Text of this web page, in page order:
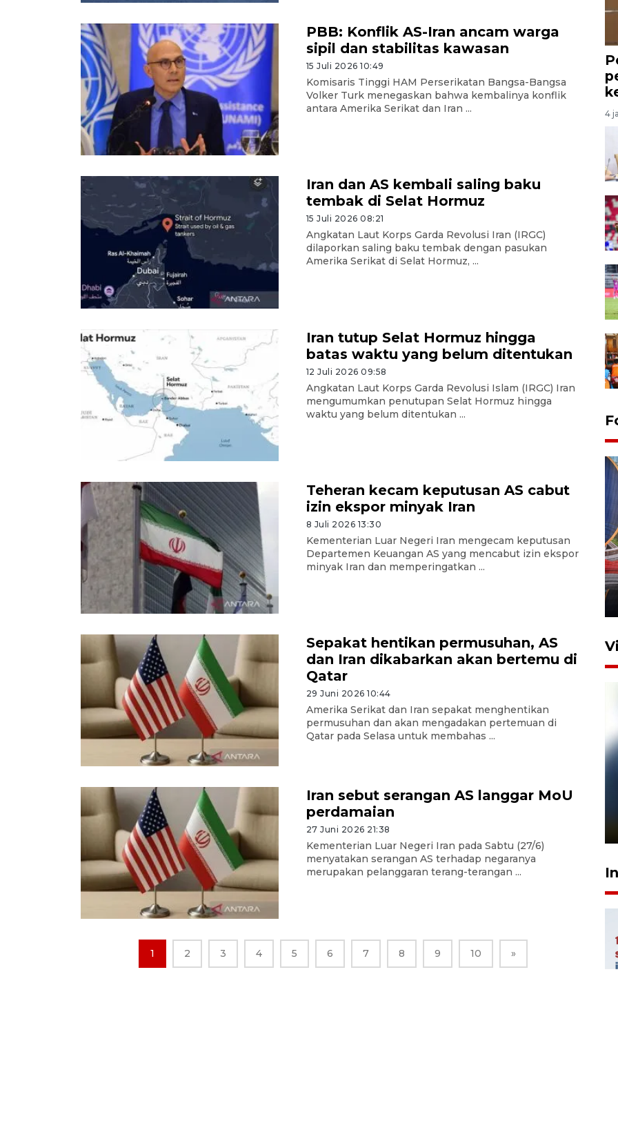
PBB: Konflik AS-Iran ancam warga
sipil dan stabilitas kawasan
15 Juli 2026 10:49
Komisaris Tinggi HAM Perserikatan Bangsa-Bangsa
Volker Turk menegaskan bahwa kembalinya konflik
antara Amerika Serikat dan Iran ...
Iran dan AS kembali saling baku
tembak di Selat Hormuz
15 Juli 2026 08:21
Angkatan Laut Korps Garda Revolusi Iran (IRGC)
dilaporkan saling baku tembak dengan pasukan
Amerika Serikat di Selat Hormuz, ...
Iran tutup Selat Hormuz hingga
batas waktu yang belum ditentukan
12 Juli 2026 09:58
Angkatan Laut Korps Garda Revolusi Islam (IRGC) Iran
mengumumkan penutupan Selat Hormuz hingga
waktu yang belum ditentukan ...
Teheran kecam keputusan AS cabut
izin ekspor minyak Iran
8 Juli 2026 13:30
Kementerian Luar Negeri Iran mengecam keputusan
Departemen Keuangan AS yang mencabut izin ekspor
minyak Iran dan memperingatkan ...
Sepakat hentikan permusuhan, AS
dan Iran dikabarkan akan bertemu di
Qatar
29 Juni 2026 10:44
Amerika Serikat dan Iran sepakat menghentikan
permusuhan dan akan mengadakan pertemuan di
Qatar pada Selasa untuk membahas ...
Iran sebut serangan AS langgar MoU
perdamaian
27 Juni 2026 21:38
Kementerian Luar Negeri Iran pada Sabtu (27/6)
menyatakan serangan AS terhadap negaranya
merupakan pelanggaran terang-terangan ...
1 2 3 4 5 6 7 8 9 10 »
4
Komisi V DPR tinjau
perlintasan sebidang di
Pelanggan Filaha Farm setia
sampai 8 tahan?
1 Juni 2026 05:47